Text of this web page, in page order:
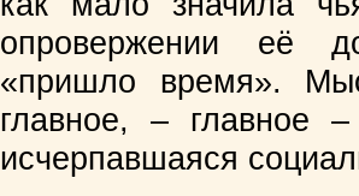
опровержении её
«пришло время».
главное, – главное
исчерпавшаяся